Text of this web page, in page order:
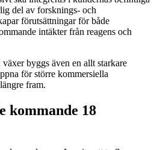
del av forsknings- och
förutsättningar för både
intäkter från reagens och
byggs även en allt starkare
för större kommersiella
fram.
kommande 18